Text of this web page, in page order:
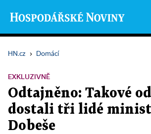
HN.cz › Domácí
EXKLUZIVNĚ
Odtajněno: Takové
dostali tři lidé
Dobeše